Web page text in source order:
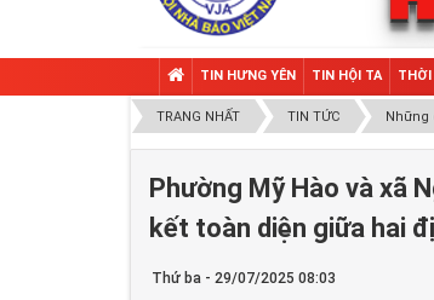
TIN HƯNG YÊN TIN HỘI TA THỜI
TRANG NHẤT TIN TỨC Những
Phường Mỹ Hào và xã
kết toàn diện giữa hai
Thứ ba - 29/07/2025 08:03